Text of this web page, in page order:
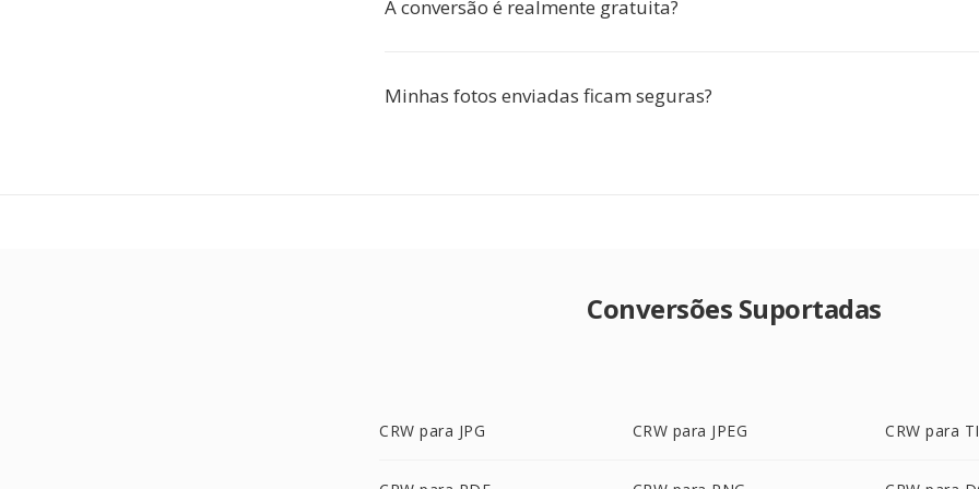
A conversão é realmente gratuita?
Minhas fotos enviadas ficam seguras?
Conversões Suportadas
CRW para JPG CRW para JPEG CRW para